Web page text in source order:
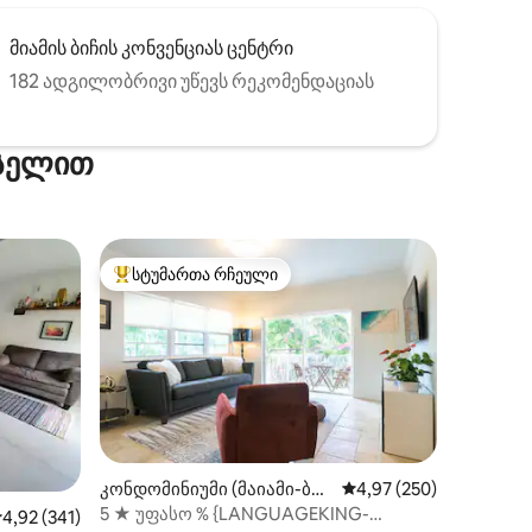
მიამის ბიჩის კონვენციას ცენტრი
182 ადგილობრივი უწევს რეკომენდაციას
შეფასებაა 5‑დან 4,92, 341 მიმოხილვა
4,92 (341)
სტუმართა რჩეული მოწინავე ვარიანტი
სტუმართა რჩეული
კონდომინიუმი (მაიამი-ბიჩ
ი)
საშუალო შეფასებაა
4,97 (250)
5 ★ უფასო % {LANGUAGEKING-